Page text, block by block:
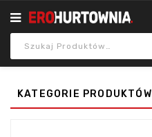
KATEGORIE PRODUKTÓW